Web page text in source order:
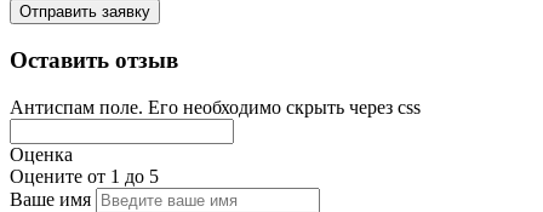
Отправить заявку
Оставить отзыв
Антиспам поле. Его необходимо скрыть через css
Оценка
Оцените от 1 до 5
Ваше имя